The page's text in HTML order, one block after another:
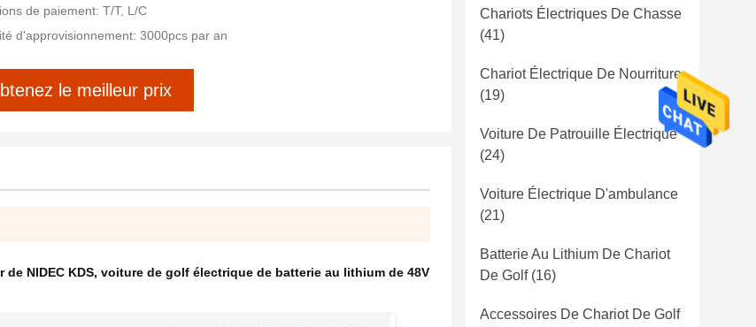
de paiement: T/T, L/C
d'approvisionnement: 3000pcs par an
le meilleur prix
NIDEC KDS, voiture de golf électrique de batterie au lithium de 48V
Chariots Électriques De Chasse
(41)
Chariot Électrique De Nourriture
(19)
Voiture De Patrouille Électrique
(24)
Voiture Électrique D'ambulance
(21)
Batterie Au Lithium De Chariot
De Golf(16)
Accessoires De Chariot De Golf